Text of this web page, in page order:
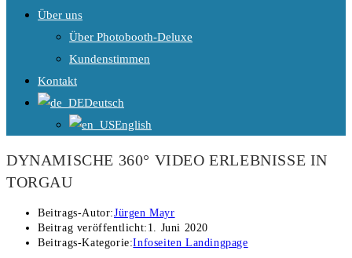
Über uns
Über Photobooth-Deluxe
Kundenstimmen
Kontakt
Deutsch
English
DYNAMISCHE 360° VIDEO ERLEBNISSE IN
TORGAU
Beitrags-Autor:Jürgen Mayr
Beitrag veröffentlicht: 1. Juni 2020
Beitrags-Kategorie:Infoseiten Landingpage